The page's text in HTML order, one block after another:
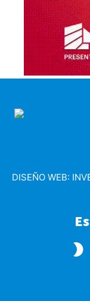
DISEÑO WEB: